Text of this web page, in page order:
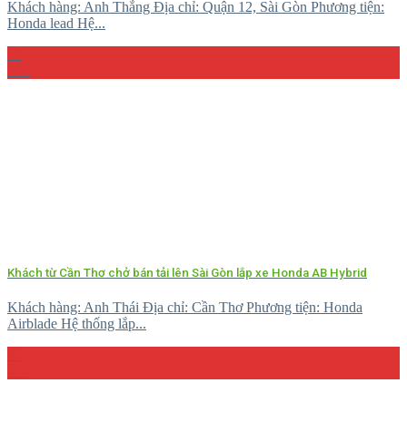
Khách hàng: Anh Thắng Địa chỉ: Quận 12, Sài Gòn Phương tiện:
Honda lead Hệ...
Khách từ Cần Thơ chở bán tải lên Sài Gòn lắp xe Honda AB Hybrid
Khách hàng: Anh Thái Địa chỉ: Cần Thơ Phương tiện: Honda
Airblade Hệ thống lắp...